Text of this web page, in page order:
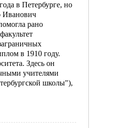
в Петербурге, но
Иванович
рано
в 1910 году.
Здесь он
учителями
школы"),